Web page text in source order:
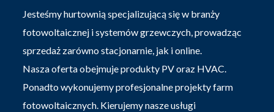
Jesteśmy hurtownią specjalizującą się w branży
fotowoltaicznej i systemów grzewczych, prowadząc
sprzedaż zarówno stacjonarnie, jak i online.
Nasza oferta obejmuje produkty PV oraz HVAC.
Ponadto wykonujemy profesjonalne projekty farm
fotowoltaicznych. Kierujemy nasze usługi